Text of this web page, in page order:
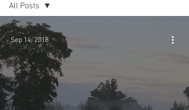
All Posts
Reviews
Blog
Biketrips
All Posts
Sep 14, 2018